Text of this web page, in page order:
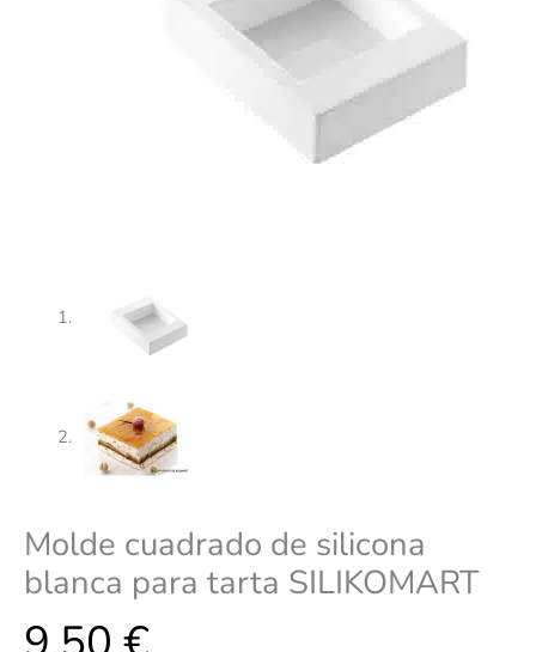
Molde cuadrado de silicona
blanca para tarta SILIKOMART